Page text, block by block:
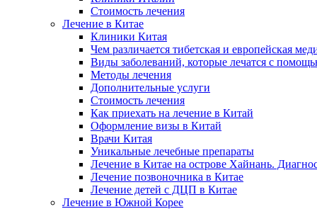
Стоимость лечения
Лечение в Китае
Клиники Китая
Чем различается тибетская и европейская
Виды заболеваний, которые лечатся с
Методы лечения
Дополнительные услуги
Стоимость лечения
Как приехать на лечение в Китай
Оформление визы в Китай
Врачи Китая
Уникальные лечебные препараты
Лечение в Китае на острове Хайнань.
Лечение позвоночника в Китае
Лечение детей с ДЦП в Китае
Лечение в Южной Корее